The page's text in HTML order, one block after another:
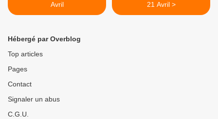
Avril
21 Avril >
Hébergé par Overblog
Top articles
Pages
Contact
Signaler un abus
C.G.U.